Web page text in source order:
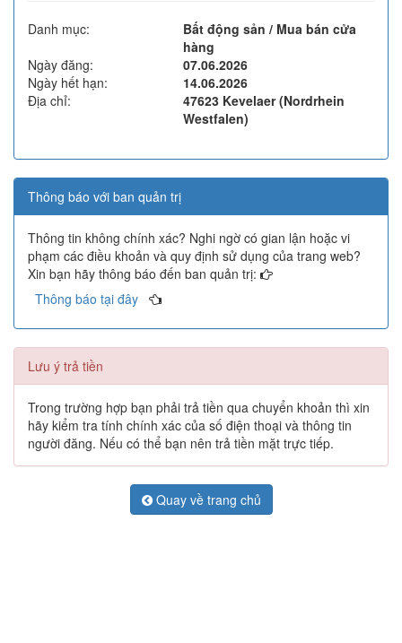
Danh mục:
Bất động sản / Mua bán cửa
hàng
Ngày đăng:
07.06.2026
Ngày hết hạn:
14.06.2026
Địa chỉ:
47623 Kevelaer (Nordrhein
Westfalen)
Thông báo với ban quản trị
Thông tin không chính xác? Nghi ngờ có gian lận hoặc vi
phạm các điều khoản và quy định sử dụng của trang web?
Xin bạn hãy thông báo đến ban quản trị:
Thông báo tại đây
Lưu ý trả tiền
Trong trường hợp bạn phải trả tiền qua chuyển khoản thì xin
hãy kiểm tra tính chính xác của số điện thoại và thông tin
người đăng. Nếu có thể bạn nên trả tiền mặt trực tiếp.
Quay về trang chủ